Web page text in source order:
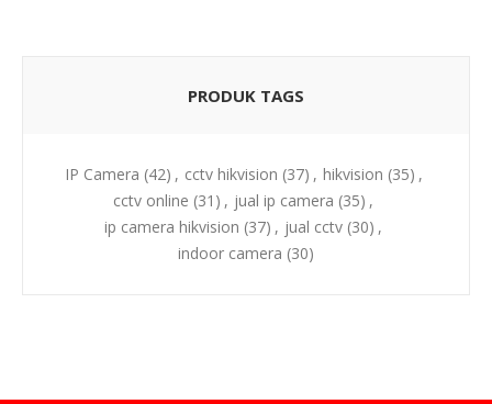
PRODUK TAGS
IP Camera (42) , cctv hikvision (37) , hikvision (35) ,
cctv online (31) , jual ip camera (35) ,
ip camera hikvision (37) , jual cctv (30) ,
indoor camera (30)